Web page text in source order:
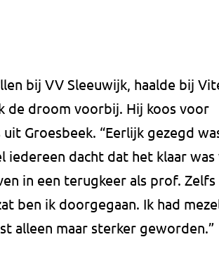
bij VV Sleeuwijk, haalde bij
de droom voorbij. Hij koos voor
Groesbeek. “Eerlijk gezegd
iedereen dacht dat het klaar
in een terugkeer als prof.
ben ik doorgegaan. Ik had
alleen maar sterker geworden.”